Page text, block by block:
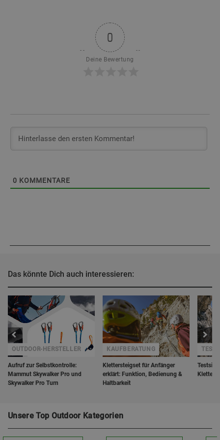
0
Deine Bewertung
0 KOMMENTARE
Das könnte Dich auch interessieren:
Aufruf zur Selbstkontrolle:
Mammut Skywalker Pro und
Skywalker Pro Turn
OUTDOOR-HERSTELLER
Klettersteigset für Anfänger
erklärt: Funktion, Bedienung &
Haltbarkeit
KAUFBERATUNG
Unsere Top Outdoor Kategorien